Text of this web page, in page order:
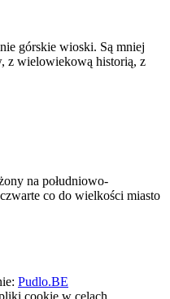
górskie wioski. Są mniej
z wielowiekową historią, z
na południowo-
co do wielkości miasto
Pudlo.BE